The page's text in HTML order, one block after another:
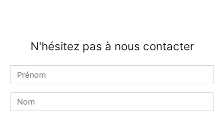
N'hésitez pas à nous contacter